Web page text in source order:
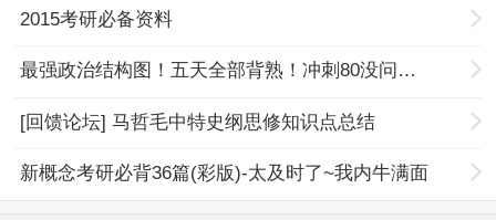
2015考研必备资料
最强政治结构图！五天全部背熟！冲刺80没问题！
[回馈论坛] 马哲毛中特史纲思修知识点总结
新概念考研必背36篇(彩版)-太及时了~我内牛满面